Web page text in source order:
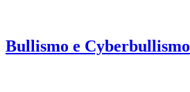
Bullismo e Cyberbullismo